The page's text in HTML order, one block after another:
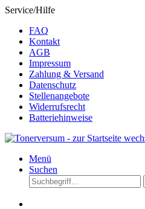
Service/Hilfe
FAQ
Kontakt
AGB
Impressum
Zahlung & Versand
Datenschutz
Stellenangebote
Widerrufsrecht
Batteriehinweise
Menü
Suchen